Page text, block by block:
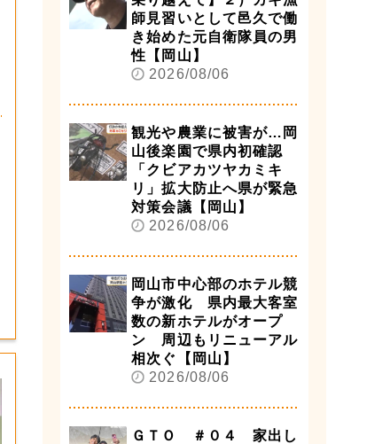
師見習いとして邑久で働
き始めた元自衛隊員の男
性【岡山】
2026/08/06
観光や農業に被害が…岡
山後楽園で県内初確認
「クビアカツヤカミキ
リ」拡大防止へ県が緊急
対策会議【岡山】
2026/08/06
岡山市中心部のホテル競
争が激化 県内最大客室
数の新ホテルがオープ
ン 周辺もリニューアル
相次ぐ【岡山】
2026/08/06
ＧＴＯ ＃０４ 家出し